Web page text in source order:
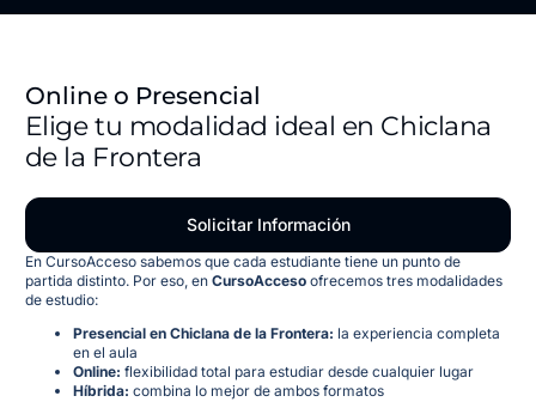
Online o Presencial
Elige tu modalidad ideal en Chiclana
de la Frontera
Solicitar Información
En CursoAcceso sabemos que cada estudiante tiene un punto de
partida distinto. Por eso, en CursoAccesoofrecemos tres modalidades
de estudio:
Presencial en Chiclana de la Frontera: la experiencia completa
en el aula
Online: flexibilidad total para estudiar desde cualquier lugar
Híbrida: combina lo mejor de ambos formatos